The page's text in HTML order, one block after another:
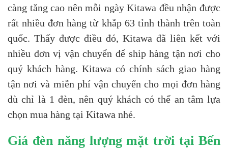
càng tăng cao nên mỗi ngày Kitawa đều nhận được
rất nhiều đơn hàng từ khắp 63 tỉnh thành trên toàn
quốc. Thấy được điều đó, Kitawa đã liên kết với
nhiều đơn vị vận chuyển để ship hàng tận nơi cho
quý khách hàng. Kitawa có chính sách giao hàng
tận nơi và miễn phí vận chuyển cho mọi đơn hàng
dù chỉ là 1 đèn, nên quý khách có thể an tâm lựa
chọn mua hàng tại Kitawa nhé.
Giá đèn năng lượng mặt trời tại Bến